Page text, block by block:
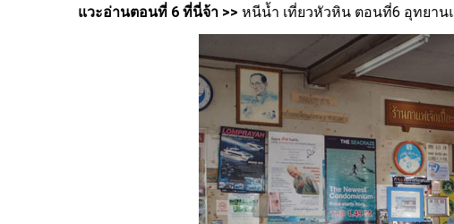
แวะอ่านตอนที่ 6 ที่นี่จ้า >> หนีน้ำ เที่ยวหัวหิน ตอนที่6 อุทยาน